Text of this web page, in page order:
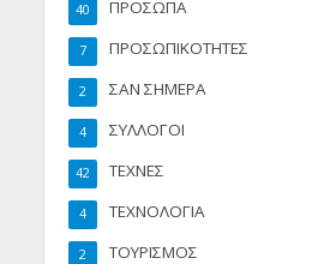
ΠΡΟΣΩΠΑ
40
ΠΡΟΣΩΠΙΚΟΤΗΤΕΣ
7
ΣΑΝ ΣΗΜΕΡΑ
2
ΣΥΛΛΟΓΟΙ
4
ΤΕΧΝΕΣ
42
ΤΕΧΝΟΛΟΓΙΑ
4
ΤΟΥΡΙΣΜΟΣ
2